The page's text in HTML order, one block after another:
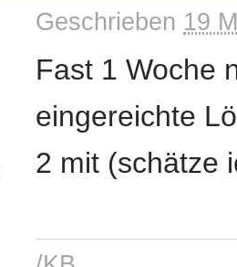
Geschrieben 19
Fast 1 Woche
eingereichte
2 mit (schätze